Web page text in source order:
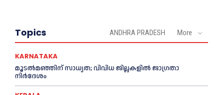
Topics ANDHRA PRADESH More
KARNATAKA
മൂടൽമഞ്ഞിന് സാധ്യത; വിവിധ ജില്ലകളിൽ ജാഗ്രതാ
നിർദേശം